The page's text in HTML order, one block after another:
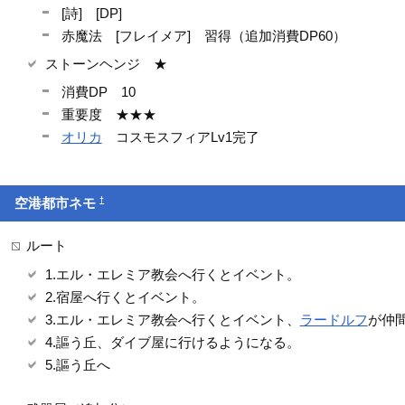
[詩] [DP]
赤魔法 [フレイメア] 習得（追加消費DP60）
ストーンヘンジ ★
消費DP 10
重要度 ★★★
オリカ コスモスフィアLv1完了
空港都市ネモ†
ルート
1.エル・エレミア教会へ行くとイベント。
2.宿屋へ行くとイベント。
3.エル・エレミア教会へ行くとイベント、 ラードルフが仲
4.謳う丘、ダイブ屋に行けるようになる。
5.謳う丘へ